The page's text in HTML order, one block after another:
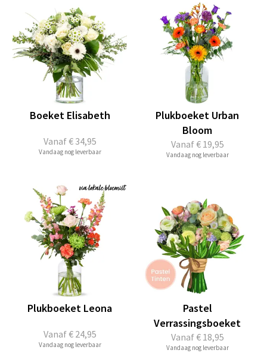
Vanaf€ 34,95
Boeket Elisabeth
Vandaag nog leverbaar
Vanaf€ 19,95
Plukboeket Urban
Bloom
Vandaag nog leverbaar
Vanaf€ 24,95
Plukboeket Leona
Vandaag nog leverbaar
Vanaf€ 18,95
Pastel
Verrassingsboeket
Vandaag nog leverbaar